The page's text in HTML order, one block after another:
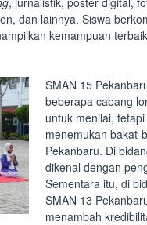
dan lainnya. Siswa
kemampuan
SMAN 15
beberapa cabang
untuk menilai,
menemukan bakat-
Pekanbaru. Di
dikenal dengan
Sementara itu, di
SMAN 13
menambah